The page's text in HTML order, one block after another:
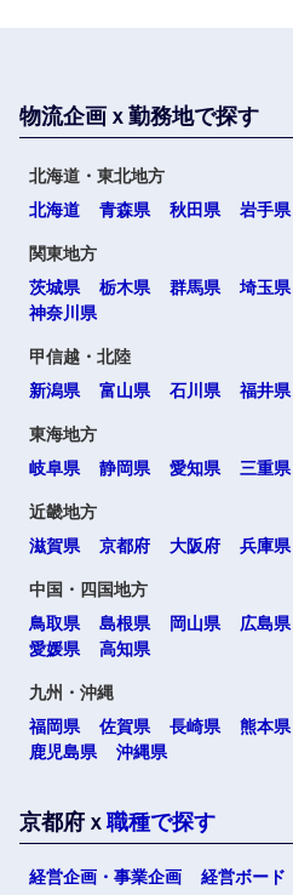
海外
選択
物流企画ｘ勤務地で探す
北海道・東北地方
北海道
青森県 秋田県 岩手県
関東地方
茨城県
栃木県 群馬県 埼玉県
神奈川県
甲信越・北陸
新潟県
富山県 石川県 福井県
東海地方
岐阜県
静岡県 愛知県 三重県
近畿地方
滋賀県
京都府 大阪府 兵庫県
中国・四国地方
鳥取県
島根県 岡山県 広島県
愛媛県
高知県
九州・沖縄
福岡県
佐賀県 長崎県 熊本県
鹿児島県
沖縄県
京都府ｘ 職種で探す
経営企画・事業企画 経営ボード